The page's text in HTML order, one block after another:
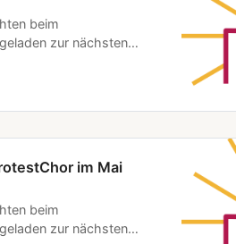
beim
zur nächsten
5, 69126
im Mai
beim
zur nächsten